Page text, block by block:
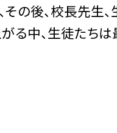
の後、校長先生
る中、生徒たち